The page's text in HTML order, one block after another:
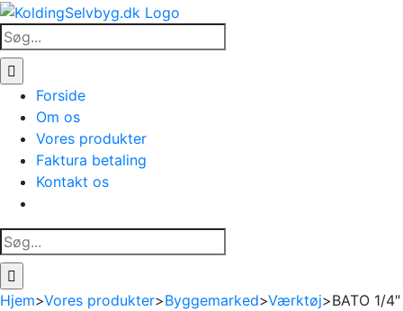
Skip
to
content
Søg
efter:
Forside
Om os
Vores produkter
Faktura betaling
Kontakt os
Søg
efter:
Hjem>Vores produkter>Byggemarked>Værktøj>BATO 1/4″